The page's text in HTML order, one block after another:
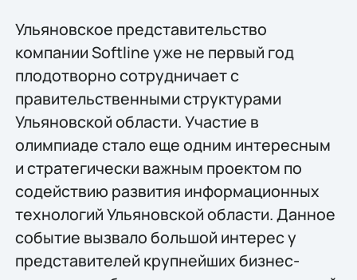
Ульяновское представительство
компании Softline уже не первый год
плодотворно сотрудничает с
правительственными структурами
Ульяновской области. Участие в
олимпиаде стало еще одним интересным
и стратегически важным проектом по
содействию развития информационных
технологий Ульяновской области. Данное
событие вызвало большой интерес у
представителей крупнейших бизнес-